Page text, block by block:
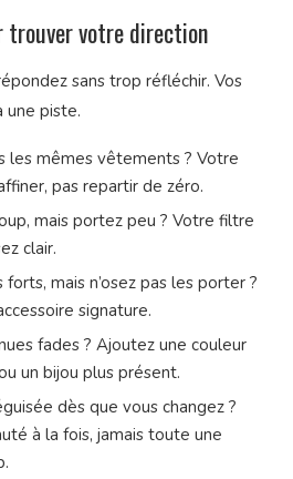
votre direction
sans trop réfléchir. Vos
une piste.
les mêmes vêtements ? Votre
pas repartir de zéro.
mais portez peu ? Votre filtre
clair.
mais n’osez pas les porter ?
signature.
fades ? Ajoutez une couleur
un bijou plus présent.
dès que vous changez ?
à la fois, jamais toute une